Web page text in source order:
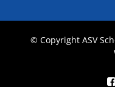
© Copyright ASV